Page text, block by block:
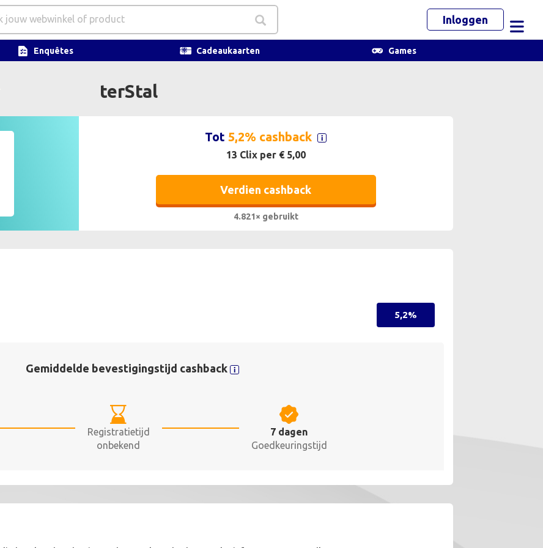
Inloggen
Enquêtes Cadeaukaarten Games
terStal
Tot 5,2% cashback
13 Clix per € 5,00
Verdien cashback
4.821× gebruikt
5,2%
Gemiddelde bevestigingstijd cashback
Registratietijd
onbekend
7 dagen
Goedkeuringstijd